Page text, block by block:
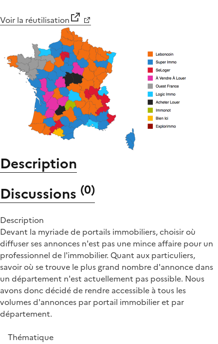
Voir la réutilisation
Description
Discussions (0)
Description
Devant la myriade de portails immobiliers, choisir où
diffuser ses annonces n'est pas une mince affaire pour un
professionnel de l'immobilier. Quant aux particuliers,
savoir où se trouve le plus grand nombre d'annonce dans
un département n'est actuellement pas possible. Nous
avons donc décidé de rendre accessible à tous les
volumes d'annonces par portail immobilier et par
département.
Thématique